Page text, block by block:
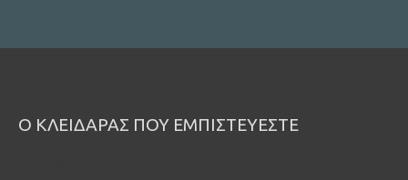
Ο ΚΛΕΙΔΑΡΑΣ ΠΟΥ ΕΜΠΙΣΤΕΥΕΣΤΕ